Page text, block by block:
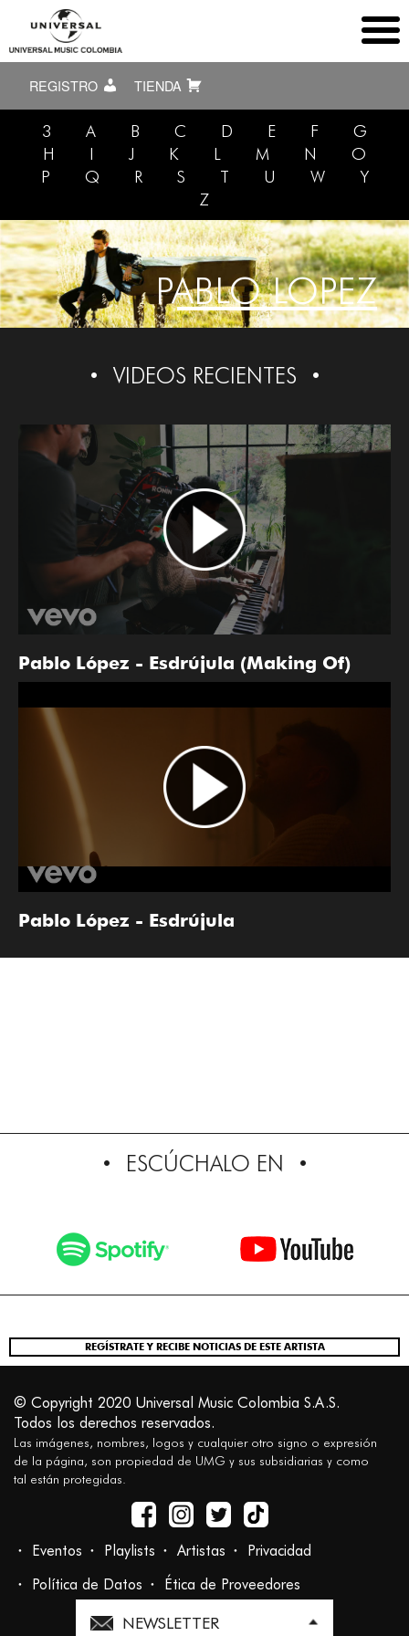
REGISTRO TIENDA
3 A B C D E F
G
H
I J K L M N
O
P
Q R S T U W
Y
Z
PABLO LOPEZ
VIDEOS RECIENTES
Pablo López - Esdrújula (Making Of)
Pablo López - Esdrújula
ESCÚCHALO EN
REGÍSTRATE Y RECIBE NOTICIAS DE ESTE ARTISTA
NEWSLETTER
© Copyright 2020 Universal Music Colombia S.A.S.
Todos los derechos reservados.
Las imágenes, nombres, logos y cualquier otro signo o expresión
de la página, son propiedad de UMG y sus subsidiarias y como
tal están protegidas.
Eventos Playlists Artistas
Privacidad
Política de Datos
Ética de Proveedores